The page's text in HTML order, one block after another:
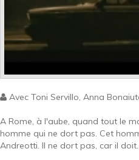
Avec Toni Servillo, Anna
A Rome, à l'aube, quand tout le
homme qui ne dort pas. Cet
Andreotti. Il ne dort pas, car il doit...